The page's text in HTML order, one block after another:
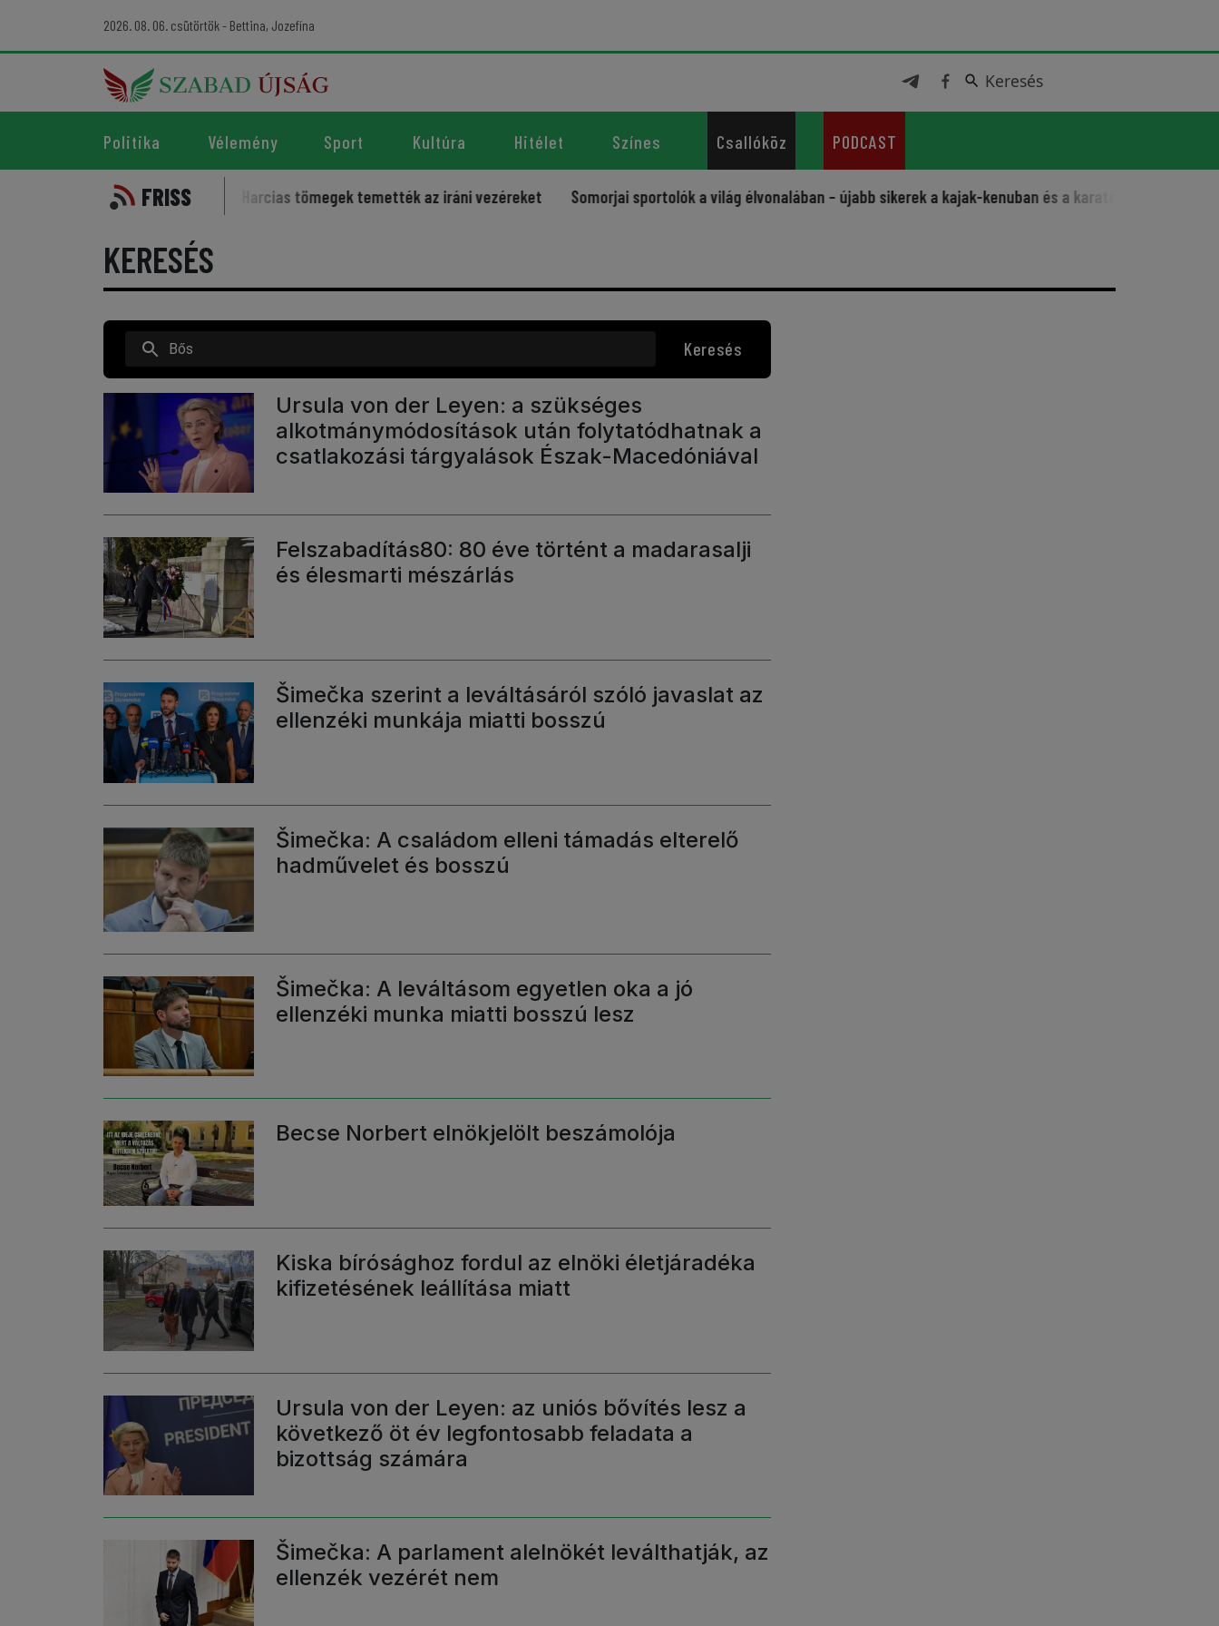
2026. 08. 06. csütörtök - Bettina, Jozefína
Keresés
Politika Vélemény Sport Kultúra Hitélet Színes Csallóköz PODCAST
FRISS
kísérti a sportot Harcias tömegek temették az iráni vezéreket Somorjai sportolók a világ élvonalában – újabb sikerek a kajak-kenuban és a karatéban
KERESÉS
Keresés
Ursula von der Leyen: a szükséges
alkotmánymódosítások után folytatódhatnak a
csatlakozási tárgyalások Észak-Macedóniával
Felszabadítás80: 80 éve történt a madarasalji
és élesmarti mészárlás
Šimečka szerint a leváltásáról szóló javaslat az
ellenzéki munkája miatti bosszú
Šimečka: A családom elleni támadás elterelő
hadművelet és bosszú
Šimečka: A leváltásom egyetlen oka a jó
ellenzéki munka miatti bosszú lesz
Becse Norbert elnökjelölt beszámolója
Kiska bírósághoz fordul az elnöki életjáradéka
kifizetésének leállítása miatt
Ursula von der Leyen: az uniós bővítés lesz a
következő öt év legfontosabb feladata a
bizottság számára
Šimečka: A parlament alelnökét leválthatják, az
ellenzék vezérét nem